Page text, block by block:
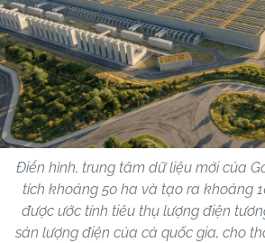
Điển hình, trung tâm dữ liệu mới của
tích khoảng 50 ha và tạo ra khoảng
được ước tính tiêu thụ lượng điện
sản lượng điện của cả quốc gia, cho